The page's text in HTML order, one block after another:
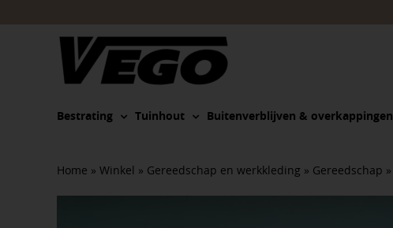
Bestrating Tuinhout Buitenverblijven & overkappingen
Home » Winkel » Gereedschap en werkkleding » Gereedschap »